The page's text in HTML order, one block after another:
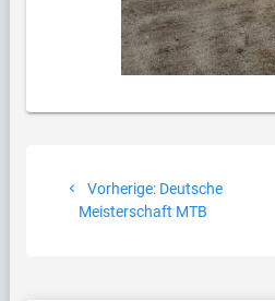
Vorherige: Vorheriger
Beitrag:
Deutsche
Meisterschaft MTB